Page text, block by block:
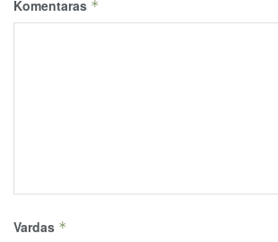
Komentaras *
Vardas *